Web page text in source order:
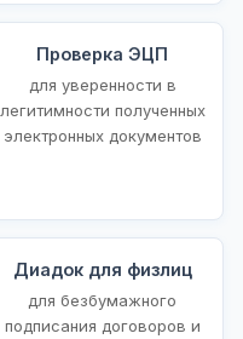
Проверка ЭЦП
для уверенности в
легитимности полученных
электронных документов
Диадок для физлиц
для безбумажного
подписания договоров и